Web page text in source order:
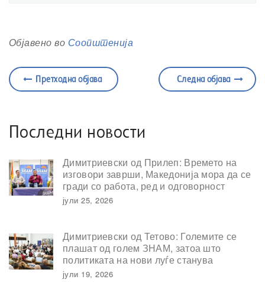
Објавено во Соопштенија
Претходна објава Следна објава
Последни новости
Димитриевски од Прилеп: Времето на
изговори заврши, Македонија мора да се
гради со работа, ред и одговорност
јули 25, 2026
Димитриевски од Тетово: Големите се
плашат од голем ЗНАМ, затоа што
политиката на нови луѓе станува
реалност
јули 19, 2026